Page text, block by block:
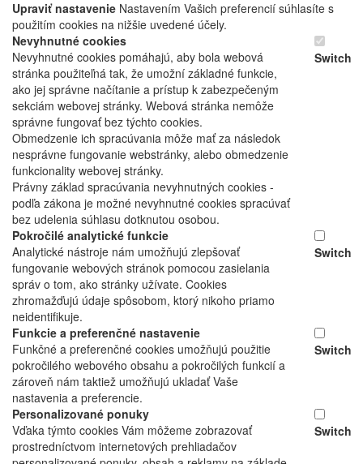
Upraviť nastavenie Nastavením Vašich preferencií súhlasíte s
použitím cookies na nižšie uvedené účely.
Nevyhnutné cookies
Nevyhnutné cookies pomáhajú, aby bola webová
stránka použiteľná tak, že umožní základné funkcie,
ako jej správne načítanie a prístup k zabezpečeným
sekciám webovej stránky. Webová stránka nemôže
správne fungovať bez týchto cookies.
Obmedzenie ich spracúvania môže mať za následok
nesprávne fungovanie webstránky, alebo obmedzenie
funkcionality webovej stránky.
Právny základ spracúvania nevyhnutných cookies -
podľa zákona je možné nevyhnutné cookies spracúvať
bez udelenia súhlasu dotknutou osobou.
Switch
Pokročilé analytické funkcie
Analytické nástroje nám umožňujú zlepšovať
fungovanie webových stránok pomocou zasielania
správ o tom, ako stránky užívate. Cookies
zhromažďujú údaje spôsobom, ktorý nikoho priamo
neidentifikuje.
Switch
Funkcie a preferenčné nastavenie
Funkčné a preferenčné cookies umožňujú použitie
pokročilého webového obsahu a pokročilých funkcií a
zároveň nám taktiež umožňujú ukladať Vaše
nastavenia a preferencie.
Switch
Personalizované ponuky
Vďaka týmto cookies Vám môžeme zobrazovať
prostredníctvom internetových prehliadačov
Switch